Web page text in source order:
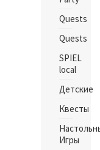
Quests
Quests
SPIEL
local
Детские
Квесты
Игры